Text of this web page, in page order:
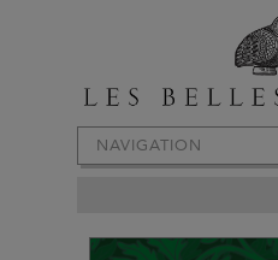
NAVIGATION